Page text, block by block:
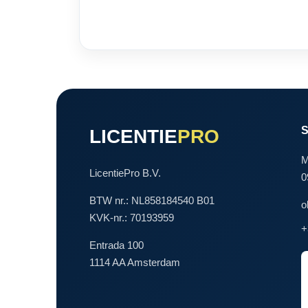
LICENTIEPRO
LicentiePro B.V.
BTW nr.: NL858184540 B01
KVK-nr.: 70193959
Entrada 100
1114 AA Amsterdam